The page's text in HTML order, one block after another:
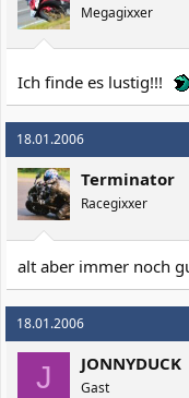
Megagixxer
Ich finde es lustig!!!
18.01.2006
Terminator
Racegixxer
alt aber immer noch
18.01.2006
J JONNYDUCK
Gast